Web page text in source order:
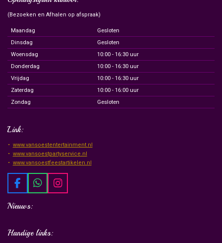
(Bezoeken en Afhalen op afspraak)
Maandag
Gesloten
Dinsdag
Gesloten
Woensdag
10:00 - 16:30 uur
Donderdag
10:00 - 16:30 uur
Vrijdag
10:00 - 16:30 uur
Zaterdag
10:00 - 16:00 uur
Zondag
Gesloten
Link:
www.vansoestentertainment.nl
www.vansoestpartyservice.nl
www.vansoestfeestartikelen.nl
F
a
c
o
W
h
A
I
n
Nieuws:
Handige links: